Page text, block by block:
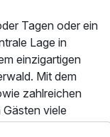
Tagen oder ein
Lage in
einzigartigen
Mit dem
zahlreichen
viele
Gasthof zu